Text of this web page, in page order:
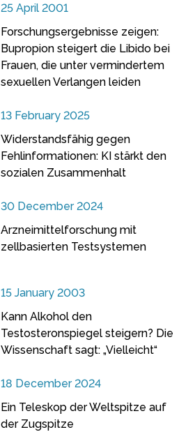
25 April 2001
Forschungsergebnisse zeigen:
Bupropion steigert die Libido bei
Frauen, die unter vermindertem
sexuellen Verlangen leiden
13 February 2025
Widerstandsfähig gegen
Fehlinformationen: KI stärkt den
sozialen Zusammenhalt
30 December 2024
Arzneimittelforschung mit
zellbasierten Testsystemen
15 January 2003
Kann Alkohol den
Testosteronspiegel steigern? Die
Wissenschaft sagt: „Vielleicht“
18 December 2024
Ein Teleskop der Weltspitze auf
der Zugspitze